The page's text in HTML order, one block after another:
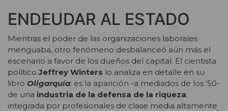
ENDEUDAR AL ESTADO
Mientras el poder de las organizaciones laborales
menguaba, otro fenómeno desbalanceó aún más el
escenario a favor de los dueños del capital. El cientista
políticoJeffrey Winters lo analiza en detalle en su
libro Oligarquía: es la aparición -a mediados de los ‘50-
de una industria de la defensa de la riqueza,
integrada por profesionales de clase media altamente